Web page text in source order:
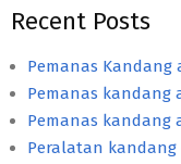
Recent Posts
Pemanas Kandang
Pemanas kandang
Pemanas kandang
Peralatan kandang